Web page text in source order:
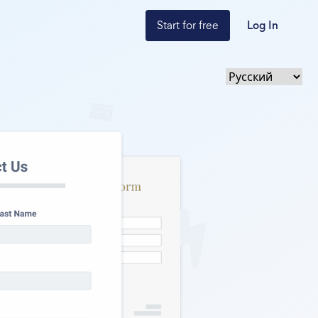
Start for free Log In